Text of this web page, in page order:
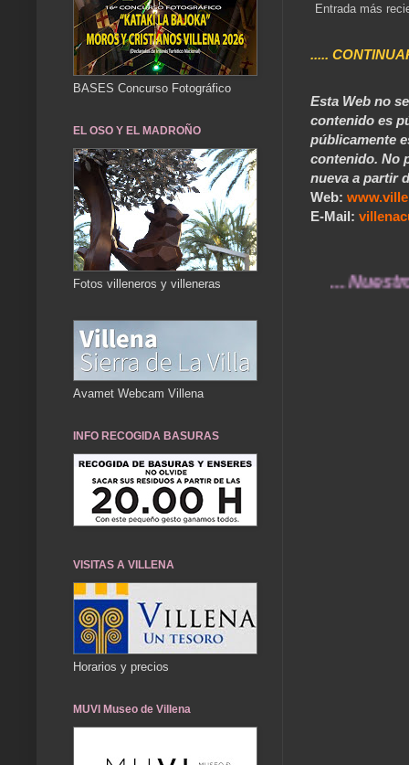
Entrada más
.....
Esta Web no
contenido es
públicamente
contenido. No
nueva a partir
Web:
E-Mail:
... Nuestros
BASES Concurso Fotográfico
EL OSO Y EL MADROÑO
Fotos villeneros y villeneras
Avamet Webcam Villena
INFO RECOGIDA BASURAS
VISITAS A VILLENA
Horarios y precios
MUVI Museo de Villena